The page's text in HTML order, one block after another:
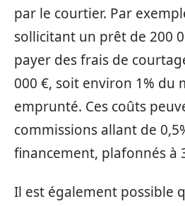
par le courtier. Par
sollicitant un prêt de 200
payer des frais de
000 €, soit environ 1% du
emprunté. Ces coûts
commissions allant de
financement, plafonnés à
Il est également possible